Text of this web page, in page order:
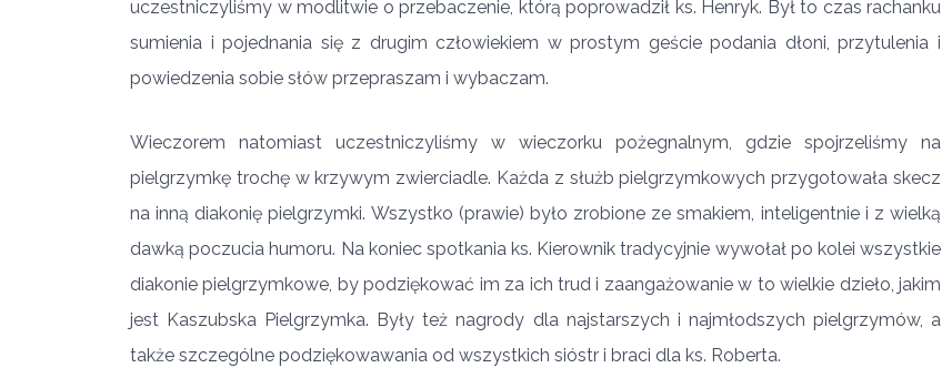
uczestniczyliśmy w modlitwie o przebaczenie, którą poprowadził ks. Henryk. Był to czas rachanku
sumienia i pojednania się z drugim człowiekiem w prostym geście podania dłoni, przytulenia i
powiedzenia sobie słów przepraszam i wybaczam.
Wieczorem natomiast uczestniczyliśmy w wieczorku pożegnalnym, gdzie spojrzeliśmy na
pielgrzymkę trochę w krzywym zwierciadle. Każda z służb pielgrzymkowych przygotowała skecz
na inną diakonię pielgrzymki. Wszystko (prawie) było zrobione ze smakiem, inteligentnie i z wielką
dawką poczucia humoru. Na koniec spotkania ks. Kierownik tradycyjnie wywołał po kolei wszystkie
diakonie pielgrzymkowe, by podziękować im za ich trud i zaangażowanie w to wielkie dzieło, jakim
jest Kaszubska Pielgrzymka. Były też nagrody dla najstarszych i najmłodszych pielgrzymów, a
także szczególne podziękowawania od wszystkich sióstr i braci dla ks. Roberta.